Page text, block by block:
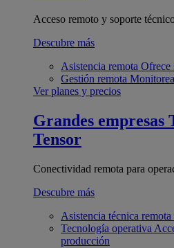
Acceso remoto y soporte
Descubre más
Asistencia remota Ofrece
Gestión remota
Ver planes y precios
Grandes empresas
Tensor
Conectividad remota para
Descubre más
Asistencia técnica remota
Tecnología operativa
producción